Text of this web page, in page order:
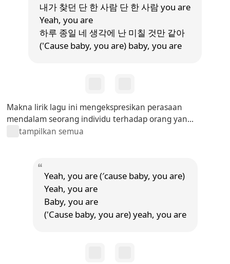
내가 찾던 단 한 사람 단 한 사람 you are
Yeah, you are
하루 종일 네 생각에 난 미칠 것만 같아
('Cause baby, you are) baby, you are
Makna lirik lagu ini mengekspresikan perasaan
mendalam seorang individu terhadap orang yan...
tampilkan semua
Yeah, you are (′cause baby, you are)
Yeah, you are
Baby, you are
('Cause baby, you are) yeah, you are